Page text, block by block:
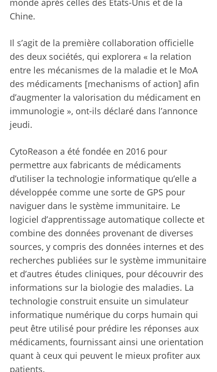
Chine.
Il s’agit de la première collaboration officielle
des deux sociétés, qui explorera « la relation
entre les mécanismes de la maladie et le MoA
des médicaments [mechanisms of action] afin
d’augmenter la valorisation du médicament en
immunologie », ont-ils déclaré dans l’annonce
jeudi.
CytoReason a été fondée en 2016 pour
permettre aux fabricants de médicaments
d’utiliser la technologie informatique qu’elle a
développée comme une sorte de GPS pour
naviguer dans le système immunitaire. Le
logiciel d’apprentissage automatique collecte et
combine des données provenant de diverses
sources, y compris des données internes et des
recherches publiées sur le système immunitaire
et d’autres études cliniques, pour découvrir des
informations sur la biologie des maladies. La
technologie construit ensuite un simulateur
informatique numérique du corps humain qui
peut être utilisé pour prédire les réponses aux
médicaments, fournissant ainsi une orientation
quant à ceux qui peuvent le mieux profiter aux
patients.